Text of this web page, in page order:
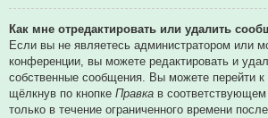
Как мне отредактировать или удалить
Если вы не являетесь администратором или
конференции, вы можете редактировать и
собственные сообщения. Вы можете перейти к
щёлкнув по кнопке Правка в
только в течение ограниченного времени